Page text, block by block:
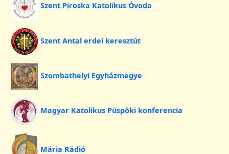
Szent Piroska Katolikus Óvoda
Szent Antal erdei keresztút
Szombathelyi Egyházmegye
Magyar Katolikus Püspöki konferencia
Mária Rádió